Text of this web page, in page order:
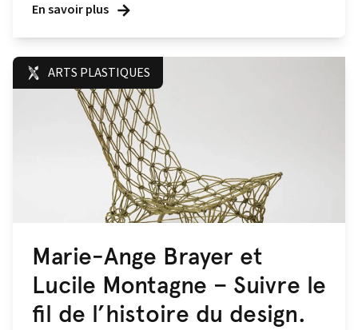
En savoir plus
ARTS PLASTIQUES
Marie-Ange Brayer et
Lucile Montagne – Suivre le
fil de l’histoire du design.